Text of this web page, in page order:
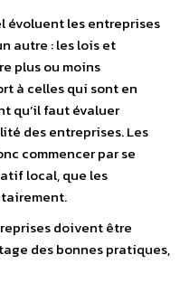
évoluent les entreprises
autre : les lois et
plus ou moins
à celles qui sont en
qu’il faut évaluer
des entreprises. Les
commencer par se
local, que les
doivent être
des bonnes pratiques,